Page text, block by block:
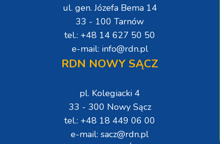
ul. gen. Józefa Bema 14
33 - 100 Tarnów
tel.: +48 14 627 50 50
e-mail: info@rdn.pl
RDN NOWY SĄCZ
pl. Kolegiacki 4
33 - 300 Nowy Sącz
tel.: +48 18 449 06 00
e-mail: sacz@rdn.pl